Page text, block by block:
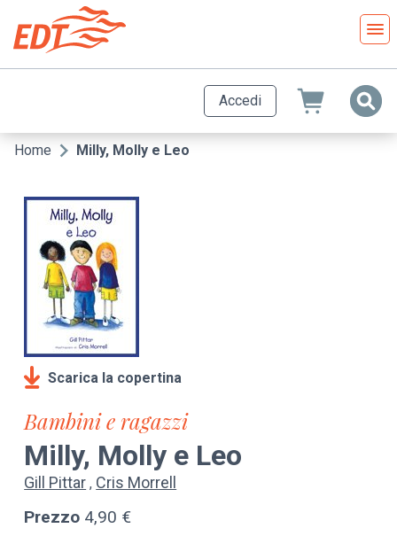
contenuto
principale
Accedi
Briciole
pane
Home Milly, Molly e Leo
Scarica la copertina
Bambini e ragazzi
Milly, Molly e Leo
Gill Pittar Cris Morrell
Prezzo 4,90 €